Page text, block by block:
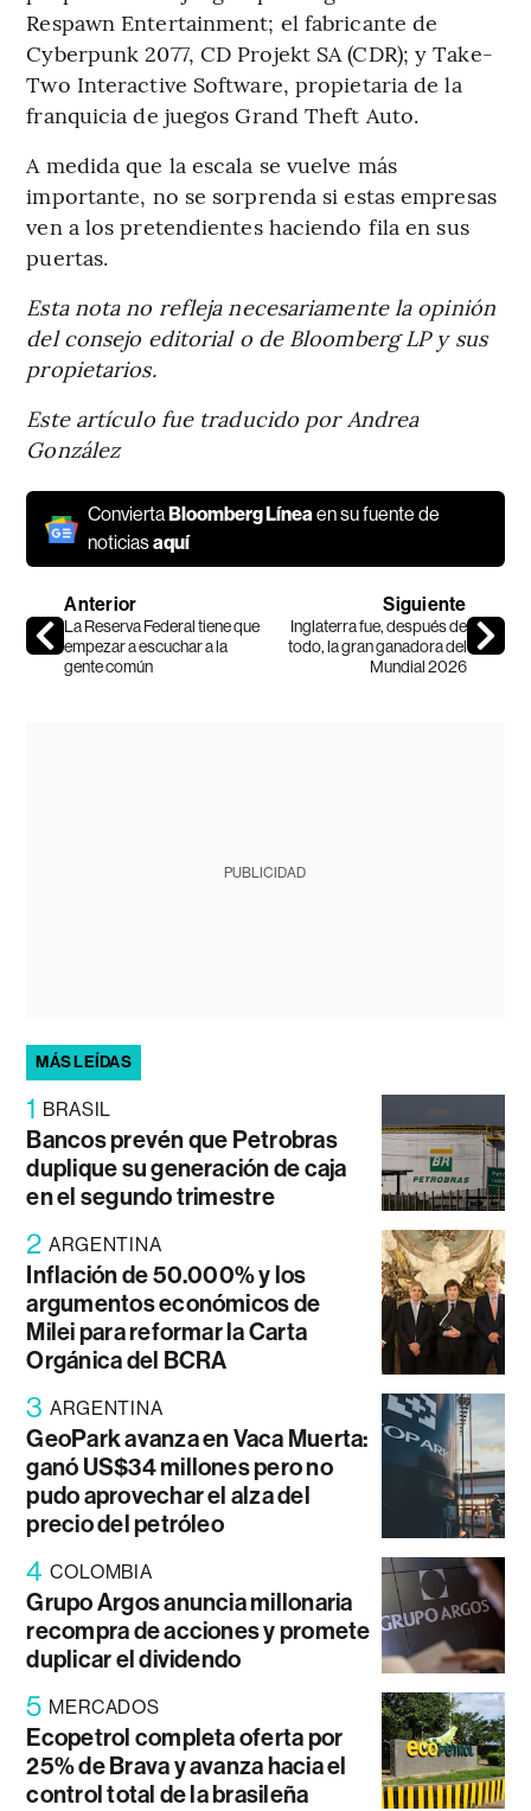
Respawn Entertainment; el fabricante de
Cyberpunk 2077, CD Projekt SA (CDR); y Take-
Two Interactive Software, propietaria de la
franquicia de juegos Grand Theft Auto.
A medida que la escala se vuelve más
importante, no se sorprenda si estas empresas
ven a los pretendientes haciendo fila en sus
puertas.
Esta nota no refleja necesariamente la opinión
del consejo editorial o de Bloomberg LP y sus
propietarios.
Este artículo fue traducido por Andrea
González
ConviertaBloomberg Líneaen su fuente de
noticiasaquí
Anterior
La Reserva Federal tiene que
empezar a escuchar a la
gente común
Siguiente
Inglaterra fue, después de
todo, la gran ganadora del
Mundial 2026
PUBLICIDAD
MÁS LEÍDAS
1 BRASIL
Bancos prevén que Petrobras
duplique su generación de caja
en el segundo trimestre
2 ARGENTINA
Inflación de 50.000% y los
argumentos económicos de
Milei para reformar la Carta
Orgánica del BCRA
3 ARGENTINA
GeoPark avanza en Vaca Muerta:
ganó US$34 millones pero no
pudo aprovechar el alza del
precio del petróleo
4 COLOMBIA
Grupo Argos anuncia millonaria
recompra de acciones y promete
duplicar el dividendo
5 MERCADOS
Ecopetrol completa oferta por
25% de Brava y avanza hacia el
control total de la brasileña